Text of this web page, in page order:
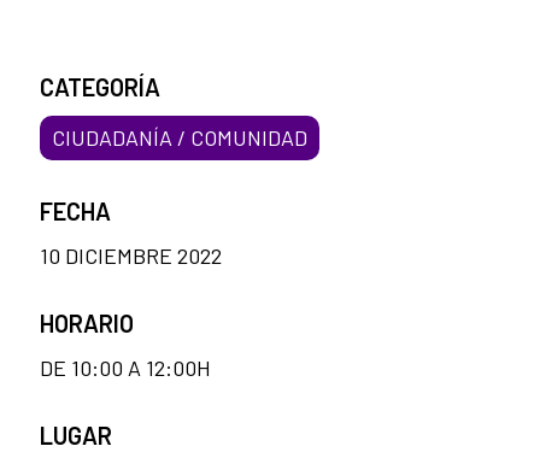
CATEGORÍA
CIUDADANÍA / COMUNIDAD
FECHA
10 DICIEMBRE 2022
HORARIO
DE 10:00 A 12:00H
LUGAR